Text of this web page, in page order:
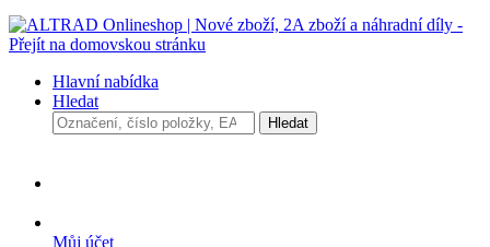
Hlavní nabídka
Hledat
Hledat